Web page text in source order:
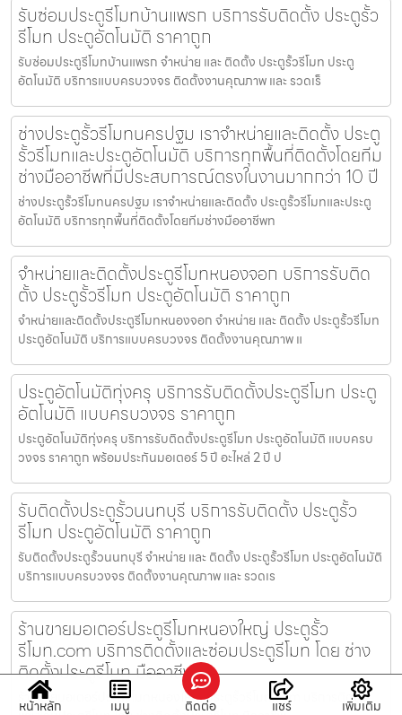
รับซ่อมประตูรีโมทบ้านแพรก บริการรับติดตั้ง ประตูรั้ว
รีโมท ประตูอัตโนมัติ ราคาถูก
รับซ่อมประตูรีโมทบ้านแพรก จำหน่าย และ ติดตั้ง ประตูรั้วรีโมท ประตู
อัตโนมัติ บริการแบบครบวงจร ติดตั้งงานคุณภาพ และ รวดเร็
ช่างประตูรั้วรีโมทนครปฐม เราจำหน่ายและติดตั้ง ประตู
รั้วรีโมทและประตูอัตโนมัติ บริการทุกพื้นที่ติดตั้งโดยทีม
ช่างมืออาชีพที่มีประสบการณ์ตรงในงานมากกว่า 10 ปี
ช่างประตูรั้วรีโมทนครปฐม เราจำหน่ายและติดตั้ง ประตูรั้วรีโมทและประตู
อัตโนมัติ บริการทุกพื้นที่ติดตั้งโดยทีมช่างมืออาชีพท
จำหน่ายและติดตั้งประตูรีโมทหนองจอก บริการรับติด
ตั้ง ประตูรั้วรีโมท ประตูอัตโนมัติ ราคาถูก
จำหน่ายและติดตั้งประตูรีโมทหนองจอก จำหน่าย และ ติดตั้ง ประตูรั้วรีโมท
ประตูอัตโนมัติ บริการแบบครบวงจร ติดตั้งงานคุณภาพ แ
ประตูอัตโนมัติทุ่งครุ บริการรับติดตั้งประตูรีโมท ประตู
อัตโนมัติ แบบครบวงจร ราคาถูก
ประตูอัตโนมัติทุ่งครุ บริการรับติดตั้งประตูรีโมท ประตูอัตโนมัติ แบบครบ
วงจร ราคาถูก พร้อมประกันมอเตอร์ 5 ปี อะไหล่ 2 ปี ป
รับติดตั้งประตูรั้วนนทบุรี บริการรับติดตั้ง ประตูรั้ว
รีโมท ประตูอัตโนมัติ ราคาถูก
รับติดตั้งประตูรั้วนนทบุรี จำหน่าย และ ติดตั้ง ประตูรั้วรีโมท ประตูอัตโนมัติ
บริการแบบครบวงจร ติดตั้งงานคุณภาพ และ รวดเร
ร้านขายมอเตอร์ประตูรีโมทหนองใหญ่ ประตูรั้ว
รีโมท.com บริการติดตั้งและซ่อมประตูรีโมท โดย ช่าง
ติดตั้งประตูรีโมท มืออาชีพ
ร้านขายมอเตอร์ประตูรีโมทหนองใหญ่ ประตูรั้วรีโมท.com บริการติดตั้ง
หน้าหลัก เมนู ติดต่อ แชร์ เพิ่มเติม